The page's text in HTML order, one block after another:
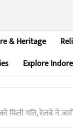
& Heritage
Explore Indore
मिली गति, रेलवे ने